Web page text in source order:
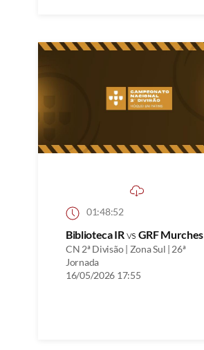
01:48:52
Biblioteca IRvs GRF Murches
CN 2ª Divisão | Zona Sul | 26ª
Jornada
16/05/2026 17:55